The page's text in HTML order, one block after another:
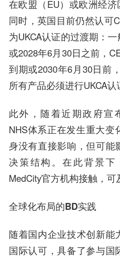
在欧盟（EU）或欧洲经济
同时，英国目前仍然认可
为UKCA认证的过渡期：
或2028年6月30日之前，
到期或2030年6月30日前
所有产品必须进行UKCA认
此外，随着近期政府宣
NHS体系正在发生重大变
身没有直接影响，但可能
决策结构。在此背景下
MedCity官方机构接触，可
全球化布局的BD实践
随着国内企业技术创新能
国际认可，具备了参与国